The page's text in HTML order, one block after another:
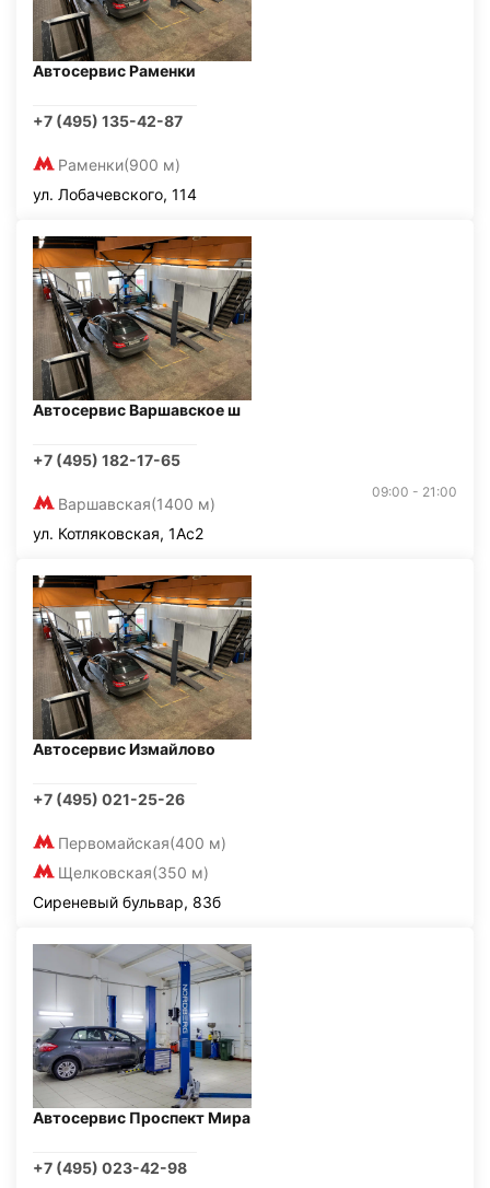
Автосервис Раменки
+7 (495) 135-42-87
Раменки(900 м)
ул. Лобачевского, 114
Автосервис Варшавское ш
+7 (495) 182-17-65
Варшавская(1400 м)
09:00 - 21:00
ул. Котляковская, 1Ас2
Автосервис Измайлово
+7 (495) 021-25-26
Первомайская(400 м)
Щелковская(350 м)
Сиреневый бульвар, 83б
Автосервис Проспект Мира
+7 (495) 023-42-98